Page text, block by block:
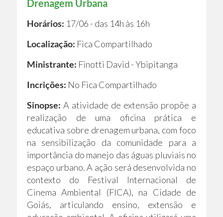
Drenagem Urbana
Horários: 17/06 - das 14h às 16h
Localização: Fica Compartilhado
Ministrante: Finotti David - Ybipitanga
Incrições: No Fica Compartilhado
Sinopse: A atividade de extensão propõe a
realização de uma oficina prática e
educativa sobre drenagem urbana, com foco
na sensibilização da comunidade para a
importância do manejo das águas pluviais no
espaço urbano. A ação será desenvolvida no
contexto do Festival Internacional de
Cinema Ambiental (FICA), na Cidade de
Goiás, articulando ensino, extensão e